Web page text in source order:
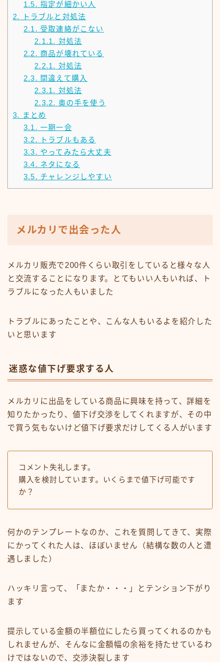
1.5. 指定が細かい人
2.
トラブルと対処法
2.1. 受取連絡がこない
2.1.1. 対処法
2.2. 商品が壊れている
2.2.1. 対処法
2.3. 間違えて購入
2.3.1. 対処法
2.3.2. 奥の手を使う
3.
まとめ
3.1. 一期一会
3.2.
トラブルもある
3.3. やってみたら大丈夫
3.4. ネタになる
3.5. チャレンジしやすい
メルカリで出会った人
メルカリ販売で200件くらい取引をしていると様々な人
と交流することになります。とてもいい人もいれば、ト
ラブルになった人もいました
トラブルにあったことや、こんな人もいるよを紹介した
いと思います
迷惑な値下げ要求する人
メルカリに出品をしている商品に興味を持って、詳細を
知りたかったり、値下げ交渉をしてくれますが、その中
で買う気もないけど値下げ要求だけしてくる人がいます
コメント失礼します。
購入を検討しています。いくらまで値下げ可能です
か？
何かのテンプレートなのか、これを質問してきて、実際
にかってくれた人は、ほぼいません（結構な数の人と遭
遇しました）
ハッキリ言って、「またか・・・」とテンション下がり
ます
提示している金額の半額位にしたら買ってくれるのかも
しれませんが、そんなに金額幅の余裕を持たせているわ
けではないので、交渉決裂します